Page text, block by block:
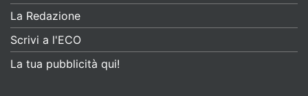
La Redazione
Scrivi a l'ECO
La tua pubblicità qui!